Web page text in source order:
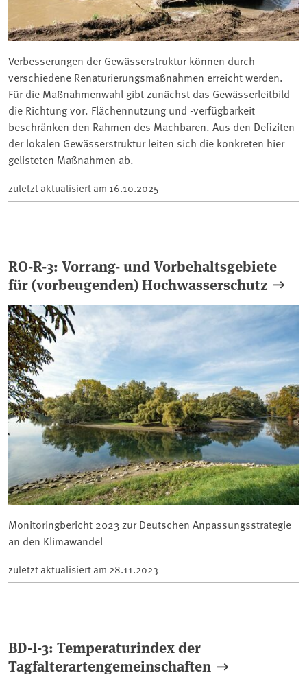
Verbesserungen der Gewässerstruktur können durch
verschiedene Renaturierungsmaßnahmen erreicht werden.
Für die Maßnahmenwahl gibt zunächst das Gewässerleitbild
die Richtung vor. Flächennutzung und -verfügbarkeit
beschränken den Rahmen des Machbaren. Aus den Defiziten
der lokalen Gewässerstruktur leiten sich die konkreten hier
gelisteten Maßnahmen ab.
zuletzt aktualisiert am 16.10.2025
RO-R-3: Vorrang- und Vorbehaltsgebiete
für (vorbeugenden) Hochwasserschutz
Monitoringbericht 2023 zur Deutschen Anpassungsstrategie
an den Klimawandel
zuletzt aktualisiert am 28.11.2023
BD-I-3: Temperaturindex der
Tagfalterartengemeinschaften